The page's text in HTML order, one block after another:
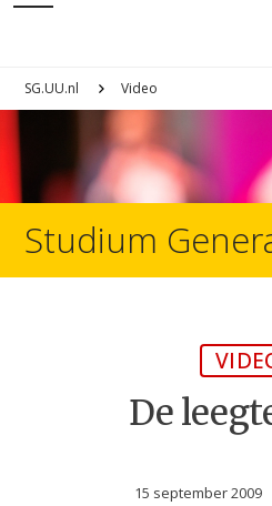
SG.UU.nl Video
Studium
De
15 september 2009